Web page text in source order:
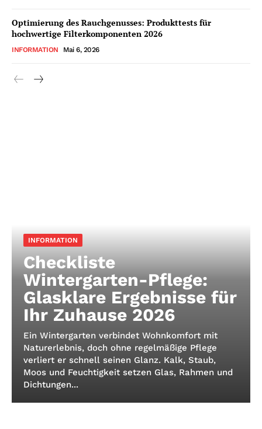
Optimierung des Rauchgenusses: Produkttests für
hochwertige Filterkomponenten 2026
INFORMATION Mai 6, 2026
INFORMATION
Checkliste
Wintergarten-Pflege:
Glasklare Ergebnisse für
Ihr Zuhause 2026
Ein Wintergarten verbindet Wohnkomfort mit
Naturerlebnis, doch ohne regelmäßige Pflege
verliert er schnell seinen Glanz. Kalk, Staub,
Moos und Feuchtigkeit setzen Glas, Rahmen und
Dichtungen...